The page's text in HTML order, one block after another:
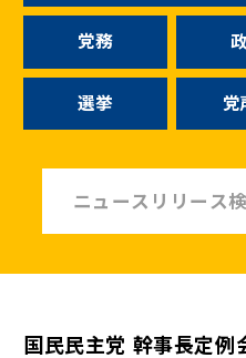
候補者公募
こくみん政治塾
お問い合わせ
ニュースリリース
こくみんうさぎの部屋
党務
選挙 党
国民民主党 幹事長定